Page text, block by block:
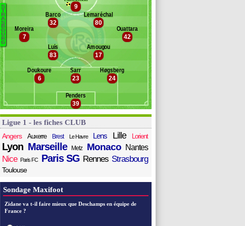
Salisu
Köhn
Banc des remplaçantsStrasbourg
Amo-Ameyaw
Páez
Maximillian Oyedele
Nzingoula
Nanasi
El Mourabet
S
T
R
A
S
B
O
U
R
G
39
Penders
24
Høgsberg
23
Sarr
6
Doukoure
17
Amougou
83
Luís
42
Ouattara
7
Moreira
80
Lemaréchal
32
Barco
9
Ligue 1 - les fiches CLUB
Angers
Auxerre Brest Le Havre Lens Lille Lorient
Lyon Marseille Metz Monaco Nantes
Nice Paris FC Paris SG Rennes Strasbourg
Toulouse
Sondage Maxifoot
Zidane va t-il faire mieux que Deschamps en équipe de
France ?